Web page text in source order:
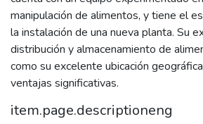
manipulación de alimentos, y tiene el
la instalación de una nueva planta. Su
distribución y almacenamiento de
como su excelente ubicación
ventajas significativas.
item.page.descriptioneng